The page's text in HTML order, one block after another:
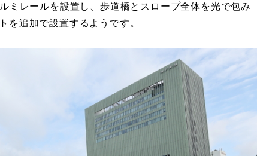
ミレールを設置し、歩道橋とスロープ全体を光で包み
を追加で設置するようです。